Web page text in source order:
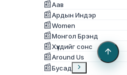
📰Аав
📰Ардын Индэр
📰Women
📰Монгол Брэнд
📰Хүүхдийг сонс
📰Around Us
📰Бусад